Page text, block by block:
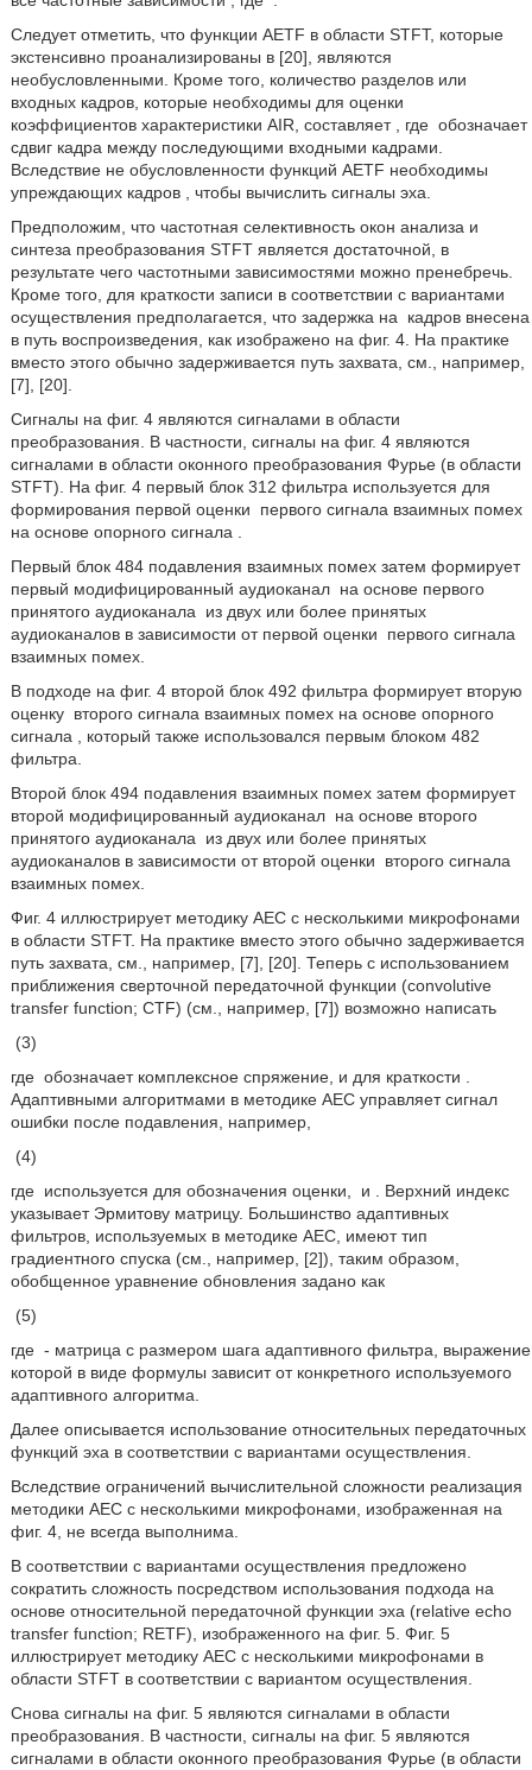
Следует отметить, что функции AETF в области STFT, которые
экстенсивно проанализированы в [20], являются
необусловленными. Кроме того, количество разделов или
входных кадров, которые необходимы для оценки
коэффициентов характеристики AIR, составляет
, где обозначает
сдвиг кадра между последующими входными кадрами.
Вследствие не обусловленности функций AETF необходимы
упреждающих кадров
, чтобы вычислить сигналы эха.
Предположим, что частотная селективность окон анализа и
синтеза преобразования STFT является достаточной, в
результате чего частотными зависимостями можно пренебречь.
Кроме того, для краткости записи в соответствии с вариантами
осуществления предполагается, что задержка на
кадров внесена
в путь воспроизведения, как изображено на фиг. 4. На практике
вместо этого обычно задерживается путь захвата, см., например,
[7], [20].
Сигналы на фиг. 4 являются сигналами в области
преобразования. В частности, сигналы на фиг. 4 являются
сигналами в области оконного преобразования Фурье (в области
STFT). На фиг. 4 первый блок 312 фильтра используется для
формирования первой оценки
первого сигнала взаимных помех
на основе опорного сигнала
Первый блок 484 подавления взаимных помех затем формирует
первый модифицированный аудиоканал на основе первого
принятого аудиоканала
из двух или более принятых
аудиоканалов в зависимости от первой оценки
первого сигнала
взаимных помех.
В подходе на фиг. 4 второй блок 492 фильтра формирует вторую
оценку второго сигнала взаимных помех на основе опорного
сигнала
, который также использовался первым блоком 482
фильтра.
Второй блок 494 подавления взаимных помех затем формирует
второй модифицированный аудиоканал на основе второго
принятого аудиоканала
из двух или более принятых
аудиоканалов в зависимости от второй оценки
второго сигнала
взаимных помех.
Фиг. 4 иллюстрирует методику AEC с несколькими микрофонами
в области STFT. На практике вместо этого обычно задерживается
путь захвата, см., например, [7], [20]. Теперь с использованием
приближения сверточной передаточной функции (convolutive
transfer function; CTF) (см., например, [7]) возможно написать
(3)
где обозначает комплексное спряжение, и для краткости
Адаптивными алгоритмами в методике AEC управляет сигнал
ошибки после подавления, например,
(4)
где используется для обозначения оценки, и
. Верхний индекс
указывает Эрмитову матрицу. Большинство адаптивных
фильтров, используемых в методике AEC, имеют тип
градиентного спуска (см., например, [2]), таким образом,
обобщенное уравнение обновления задано как
(5)
где - матрица с размером шага адаптивного фильтра, выражение
которой в виде формулы зависит от конкретного используемого
адаптивного алгоритма.
Далее описывается использование относительных передаточных
функций эха в соответствии с вариантами осуществления.
Вследствие ограничений вычислительной сложности реализация
методики AEC с несколькими микрофонами, изображенная на
фиг. 4, не всегда выполнима.
В соответствии с вариантами осуществления предложено
сократить сложность посредством использования подхода на
основе относительной передаточной функции эха (relative echo
transfer function; RETF), изображенного на фиг. 5. Фиг. 5
иллюстрирует методику AEC с несколькими микрофонами в
области STFT в соответствии с вариантом осуществления.
Снова сигналы на фиг. 5 являются сигналами в области
преобразования. В частности, сигналы на фиг. 5 являются
сигналами в области оконного преобразования Фурье (в области